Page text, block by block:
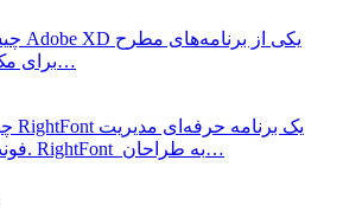
طراحی UI/UX برای مک…
فونت برای مک است. RightFont به طراحان…